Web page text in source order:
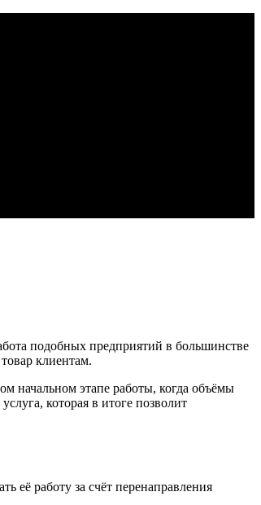
подобных предприятий в большинстве
клиентам.
начальном этапе работы, когда объёмы
услуга, которая в итоге позволит
её работу за счёт перенаправления